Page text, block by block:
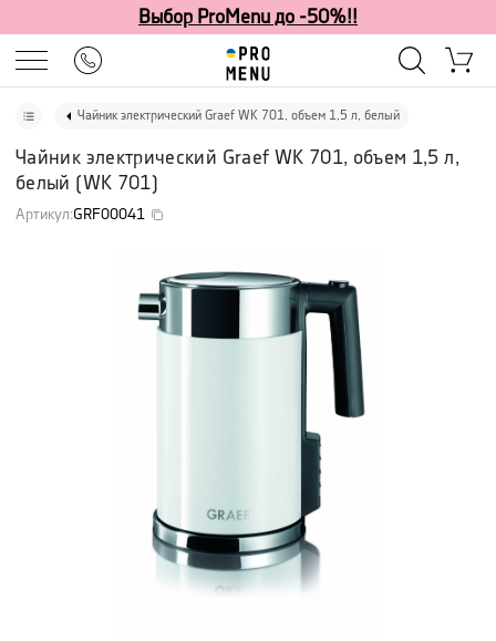
Выбор ProMenu до -50%!!
Чайник электрический Graef WK 701, объем 1,5 л, белый
Чайник электрический Graef WK 701, объем 1,5 л,
белый (WK 701)
Артикул:GRF00041